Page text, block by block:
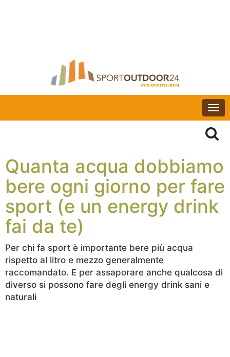
Quanta acqua dobbiamo
bere ogni giorno per fare
sport (e un energy drink
fai da te)
Per chi fa sport è importante bere più acqua
rispetto al litro e mezzo generalmente
raccomandato. E per assaporare anche qualcosa di
diverso si possono fare degli energy drink sani e
naturali